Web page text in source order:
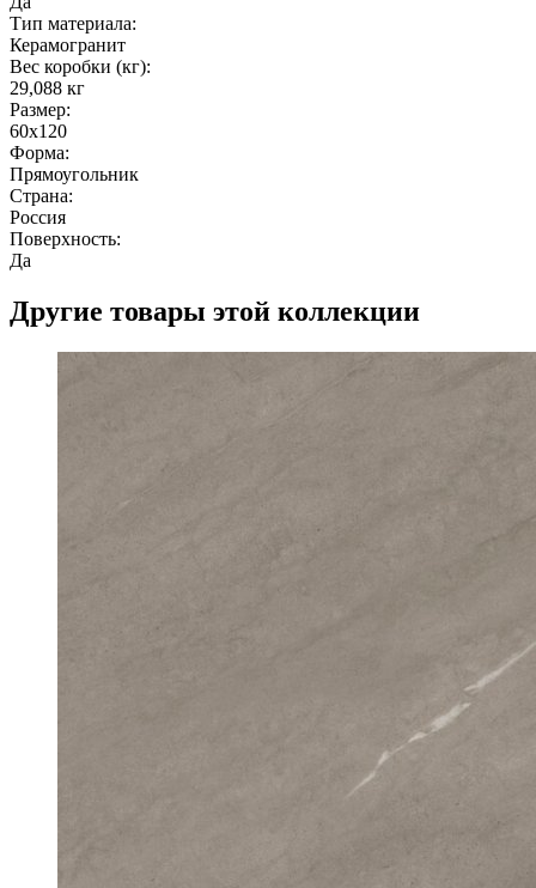
Тип материала:
Керамогранит
Вес коробки (кг):
29,088 кг
Размер:
60x120
Форма:
Прямоугольник
Страна:
Россия
Поверхность:
Да
Другие товары этой коллекции